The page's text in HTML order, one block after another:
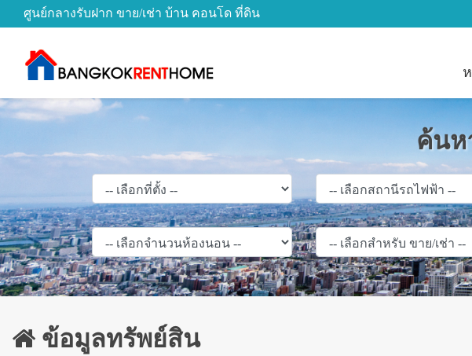
ศูนย์กลางรับฝาก ขาย/เช่า บ้าน คอนโด ที่ดิน
ค้นห
ข้อมูลทรัพย์สิน